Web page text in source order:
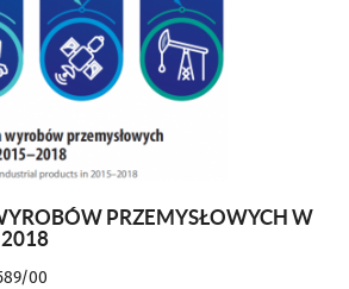
PRZEMYSŁOWYCH W
00